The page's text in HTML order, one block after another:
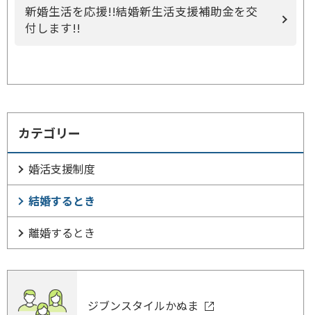
新婚生活を応援!!結婚新生活支援補助金を交
付します!!
カテゴリー
婚活支援制度
結婚するとき
離婚するとき
ジブンスタイルかぬま